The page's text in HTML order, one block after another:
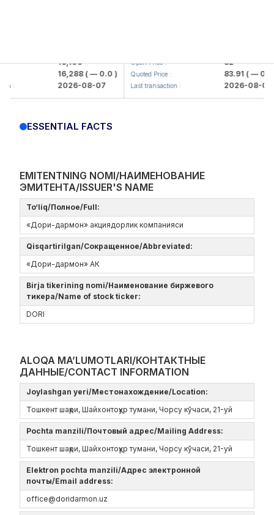
16,100
16,288( — 0.0 )
2026-08-07
Open Price : 82
Quoted Price : 83.91( — 0.0 )
Last transaction : 2026-08-07
ESSENTIAL FACTS
EMITENTNING NOMI/НАИМЕНОВАНИЕ
ЭМИТЕНТА/ISSUER'S NAME
To‘liq/Полное/Full:
«Дори-дармон» акциядорлик компанияси
Qisqartirilgan/Сокращенное/Abbreviated:
«Дори-дармон» АК
Birja tikerining nomi/Наименование биржевого
тикера/Name of stock ticker:
DORI
ALOQA MA’LUMOTLARI/КОНТАКТНЫЕ
ДАННЫЕ/CONTACT INFORMATION
Joylashgan yeri/Местонахождение/Location:
Тошкент шаҳри, Шайхонтоҳур тумани, Чорсу кўчаси, 21-уй
Pochta manzili/Почтовый адрес/Mailing Address:
Тошкент шаҳри, Шайхонтоҳур тумани, Чорсу кўчаси, 21-уй
Elektron pochta manzili/Адрес электронной
почты/Email address:
office@doridarmon.uz